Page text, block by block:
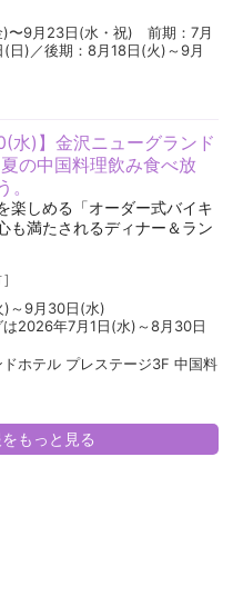
〜9月23日(水・祝) 前期：7月
日)／後期：8月18日(火)～9月
水)】金沢ニューグランド
の中国料理飲み食べ放
楽しめる「オーダー式バイキ
も満たされるディナー＆ラン
]
～9月30日(水)
は2026年7月1日(水)～8月30日
ホテル プレステージ3F 中国料
もっと見る